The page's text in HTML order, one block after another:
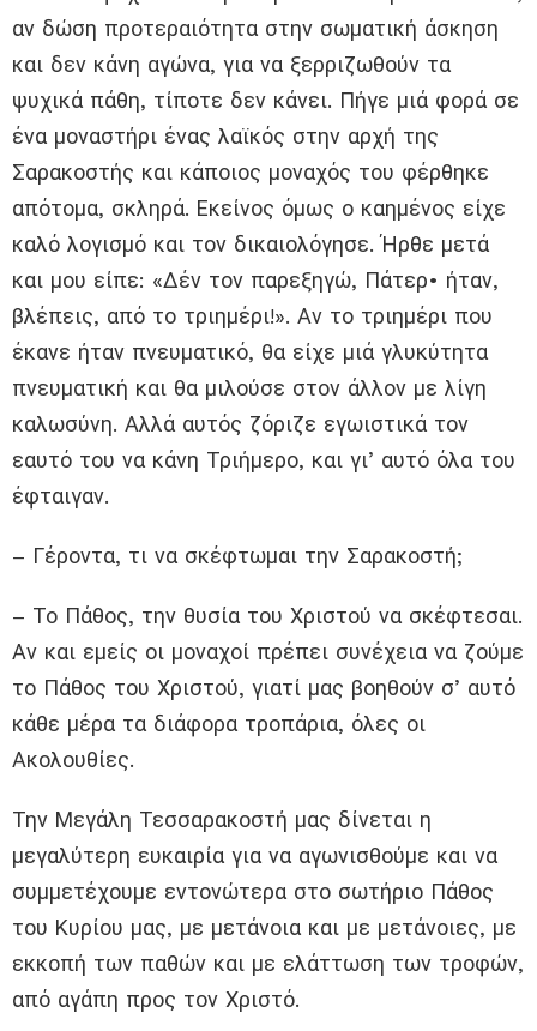
αν δώση προτεραιότητα στην σωματική άσκηση
και δεν κάνη αγώνα, για να ξερριζωθούν τα
ψυχικά πάθη, τίποτε δεν κάνει. Πήγε μιά φορά σε
ένα μοναστήρι ένας λαϊκός στην αρχή της
Σαρακοστής και κάποιος μοναχός του φέρθηκε
απότομα, σκληρά. Εκείνος όμως ο καημένος είχε
καλό λογισμό και τον δικαιολόγησε. Ήρθε μετά
και μου είπε: «Δέν τον παρεξηγώ, Πάτερ• ήταν,
βλέπεις, από το τριημέρι!». Αν το τριημέρι που
έκανε ήταν πνευματικό, θα είχε μιά γλυκύτητα
πνευματική και θα μιλούσε στον άλλον με λίγη
καλωσύνη. Αλλά αυτός ζόριζε εγωιστικά τον
εαυτό του να κάνη Τριήμερο, και γι’ αυτό όλα του
έφταιγαν.
– Γέροντα, τι να σκέφτωμαι την Σαρακοστή;
– Το Πάθος, την θυσία του Χριστού να σκέφτεσαι.
Αν και εμείς οι μοναχοί πρέπει συνέχεια να ζούμε
το Πάθος του Χριστού, γιατί μας βοηθούν σ’ αυτό
κάθε μέρα τα διάφορα τροπάρια, όλες οι
Ακολουθίες.
Την Μεγάλη Τεσσαρακοστή μας δίνεται η
μεγαλύτερη ευκαιρία για να αγωνισθούμε και να
συμμετέχουμε εντονώτερα στο σωτήριο Πάθος
του Κυρίου μας, με μετάνοια και με μετάνοιες, με
εκκοπή των παθών και με ελάττωση των τροφών,
από αγάπη προς τον Χριστό.